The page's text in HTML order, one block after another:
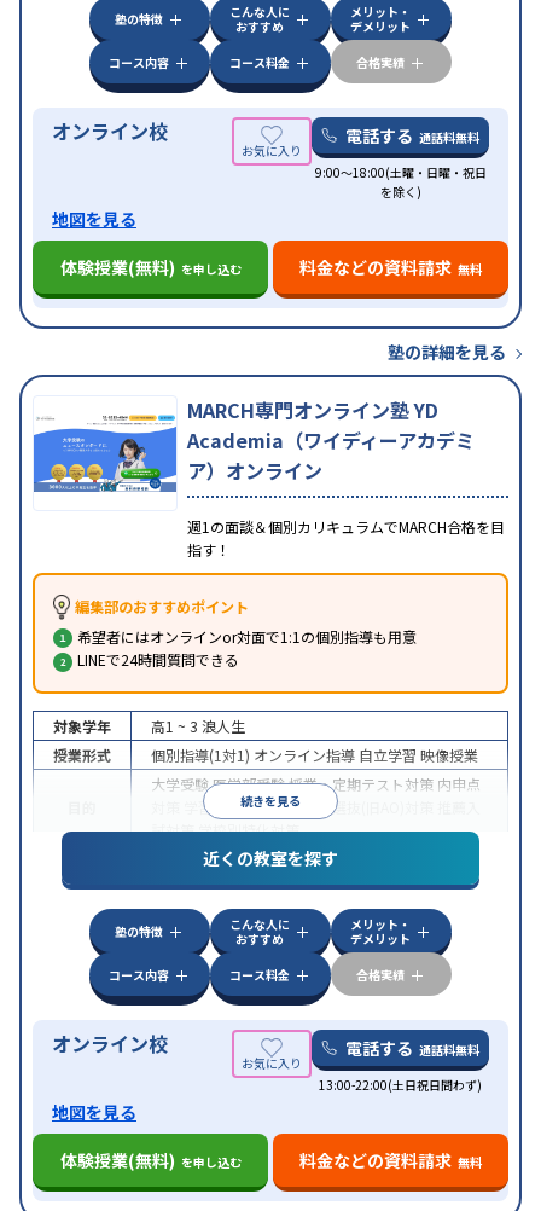
塾の特徴
こんな人に
おすすめ
メリット・
デメリット
コース内容
コース料金 合格実績
オンライン校 電話する 通話料無料
9:00～18:00(土曜・日曜・祝日
を除く)
地図を見る
体験授業(無料) を申し込む 料金などの資料請求 無料
塾の詳細を見る
MARCH専門オンライン塾 YD
Academia（ワイディーアカデミ
ア）オンライン
週1の面談＆個別カリキュラムでMARCH合格を目
指す！
編集部のおすすめポイント
希望者にはオンラインor対面で1:1の個別指導も用意
LINEで24時間質問できる
続きを見る
対象学年 高1 ~ 3 浪人生
授業形式
個別指導(1対1) オンライン指導 自立学習 映像授業
大学受験医学部受験授業・定期テスト対策 内申点
学習習慣の定着 総合型選抜(旧AO)対策
試対策学校別特化対策
特徴
中高一貫校生に対応授業の振替可能
学習にPC・タブレットを利用オンライン対応1
科目から受講可能
近くの教室を探す
塾の特徴
こんな人に
おすすめ
メリット・
デメリット
コース内容
コース料金 合格実績
オンライン校 電話する 通話料無料
13:00-22:00(土日祝日問わず)
地図を見る
体験授業(無料) を申し込む 料金などの資料請求 無料